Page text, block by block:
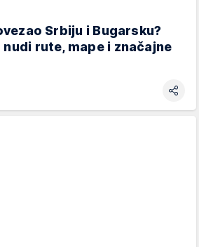
Srbiju i Bugarsku?
rute, mape i značajne